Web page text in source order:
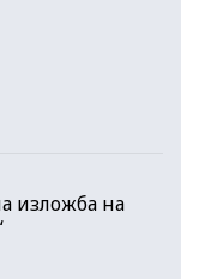
изложба на